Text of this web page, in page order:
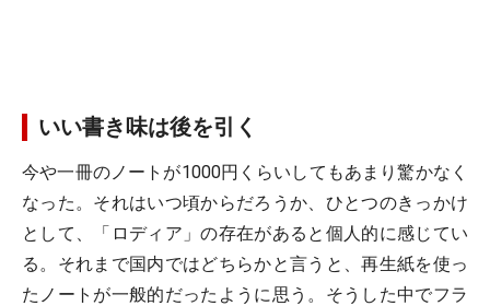
いい書き味は後を引く
今や一冊のノートが1000円くらいしてもあまり驚かなく
なった。それはいつ頃からだろうか、ひとつのきっかけ
として、「ロディア」の存在があると個人的に感じてい
る。それまで国内ではどちらかと言うと、再生紙を使っ
たノートが一般的だったように思う。そうした中でフラ